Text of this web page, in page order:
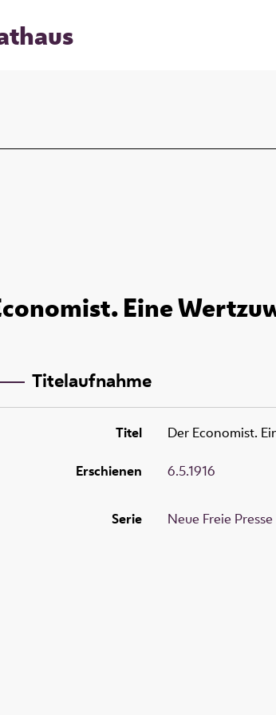
Eine
Titelaufnahme
Titel Der Economist.
Erschienen 6.5.1916
Serie Neue Freie Presse